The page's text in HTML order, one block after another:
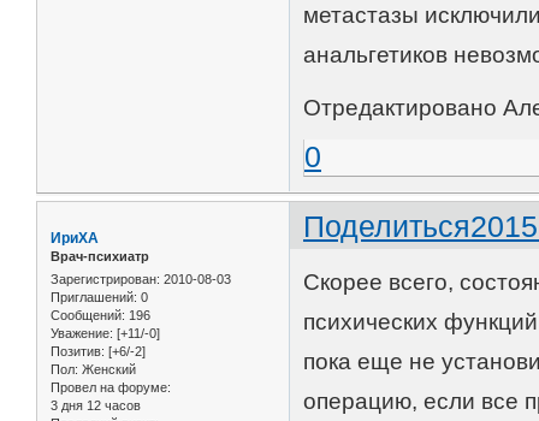
метастазы
анальгетиков
Отредактировано
0
Поделиться
ИриХА
Врач-психиатр
Зарегистрирован: 2010-08-03
Приглашений: 0
Сообщений: 196
Уважение: [+11/-0]
Позитив: [+6/-2]
Пол: Женский
Провел на форуме:
3 дня 12 часов
Скорее всего,
психических
пока еще не
операцию, если все